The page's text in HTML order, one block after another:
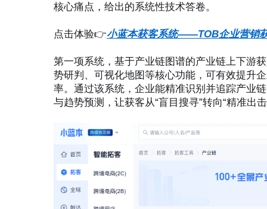
核心痛点，给出的系统性技术答卷。
点击体验👉小蓝本获客系统——TOB企业营销
第一项系统，基于产业链图谱的产业链上下游
势研判、可视化地图等核心功能，可有效提升
率。通过该系统，企业能精准识别并追踪产业
与趋势预测，让获客从“盲目搜寻”转向“精准出